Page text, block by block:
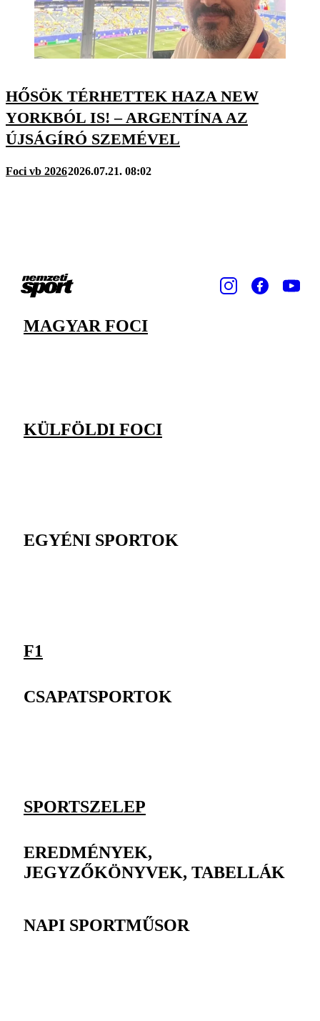
HŐSÖK TÉRHETTEK HAZA NEW
YORKBÓL IS! – ARGENTÍNA AZ
ÚJSÁGÍRÓ SZEMÉVEL
Foci vb 20262026.07.21. 08:02
MAGYAR FOCI
KÜLFÖLDI FOCI
EGYÉNI SPORTOK
F1
CSAPATSPORTOK
SPORTSZELEP
EREDMÉNYEK,
JEGYZŐKÖNYVEK, TABELLÁK
NAPI SPORTMŰSOR